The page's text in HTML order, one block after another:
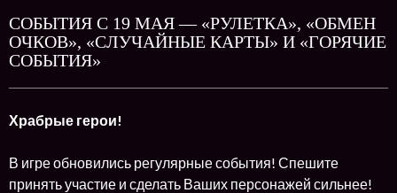
СОБЫТИЯ С 19 МАЯ — «РУЛЕТКА», «ОБМЕН
ОЧКОВ», «СЛУЧАЙНЫЕ КАРТЫ» И «ГОРЯЧИЕ
СОБЫТИЯ»
Храбрые герои!
В игре обновились регулярные события! Спешите
принять участие и сделать Ваших персонажей сильнее!